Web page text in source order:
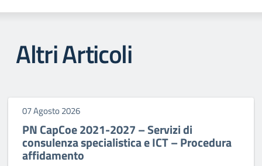
Altri Articoli
07 Agosto 2026
PN CapCoe 2021-2027 – Servizi di
consulenza specialistica e ICT – Procedura
affidamento